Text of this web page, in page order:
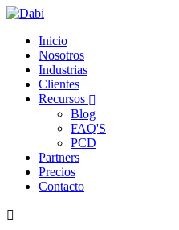
Inicio
Nosotros
Industrias
Clientes
Recursos
Blog
FAQ'S
PCD
Partners
Precios
Contacto